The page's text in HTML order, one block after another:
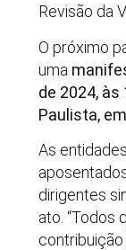
Revisão da
O próximo
uma
de 2024, às
Paulista,
As
dirigentes
ato. “Todos